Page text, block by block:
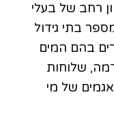
רחב של בעלי
בתי גידול
בהם המים
שלוחות
של מי